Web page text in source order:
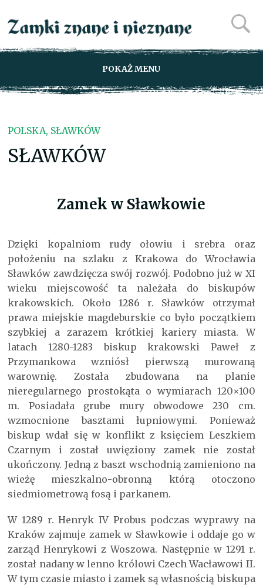
POKAŻ MENU
POLSKA, SŁAWKÓW
SŁAWKÓW
Zamek w Sławkowie
Dzięki kopalniom rudy ołowiu i srebra oraz
położeniu na szlaku z Krakowa do Wrocławia
Sławków zawdzięcza swój rozwój. Podobno już w XI
wieku miejscowość ta należała do biskupów
krakowskich. Około 1286 r. Sławków otrzymał
prawa miejskie magdeburskie co było początkiem
szybkiej a zarazem krótkiej kariery miasta. W
latach 1280-1283 biskup krakowski Paweł z
Przymankowa wzniósł pierwszą murowaną
warownię. Została zbudowana na planie
nieregularnego prostokąta o wymiarach 120×100
m. Posiadała grube mury obwodowe 230 cm.
wzmocnione basztami łupniowymi. Ponieważ
biskup wdał się w konflikt z księciem Leszkiem
Czarnym i został uwięziony zamek nie został
ukończony. Jedną z baszt wschodnią zamieniono na
wieżę mieszkalno-obronną którą otoczono
siedmiometrową fosą i parkanem.
W 1289 r. Henryk IV Probus podczas wyprawy na
Kraków zajmuje zamek w Sławkowie i oddaje go w
zarząd Henrykowi z Woszowa. Następnie w 1291 r.
został nadany w lenno królowi Czech Wacławowi II.
W tym czasie miasto i zamek są własnością biskupa